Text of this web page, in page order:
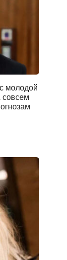
молодой
совсем